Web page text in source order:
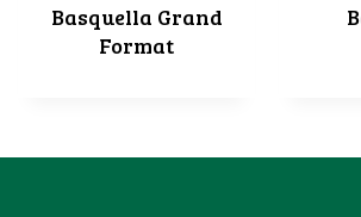
Basquella Grand
Format